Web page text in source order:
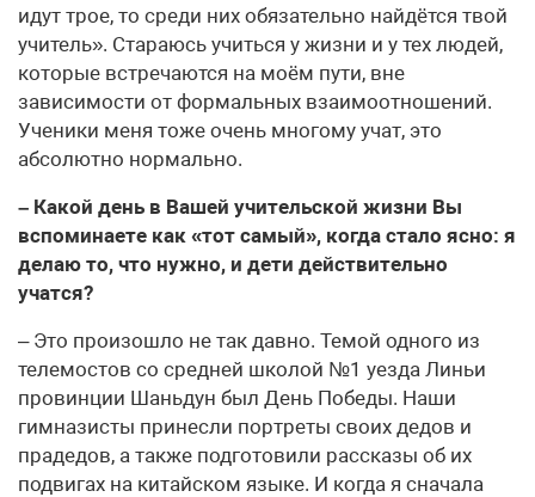
идут трое, то среди них обязательно найдётся твой
учитель». Стараюсь учиться у жизни и у тех людей,
которые встречаются на моём пути, вне
зависимости от формальных взаимоотношений.
Ученики меня тоже очень многому учат, это
абсолютно нормально.
– Какой день в Вашей учительской жизни Вы
вспоминаете как «тот самый», когда стало ясно: я
делаю то, что нужно, и дети действительно
учатся?
– Это произошло не так давно. Темой одного из
телемостов со средней школой №1 уезда Линьи
провинции Шаньдун был День Победы. Наши
гимназисты принесли портреты своих дедов и
прадедов, а также подготовили рассказы об их
подвигах на китайском языке. И когда я сначала